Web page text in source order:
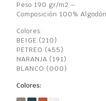
Peso 190 gr/m2 –
Composición 100%
Colores:
BEIGE (210)
PETREO (455)
NARANJA (191)
BLANCO (000)
Colores: